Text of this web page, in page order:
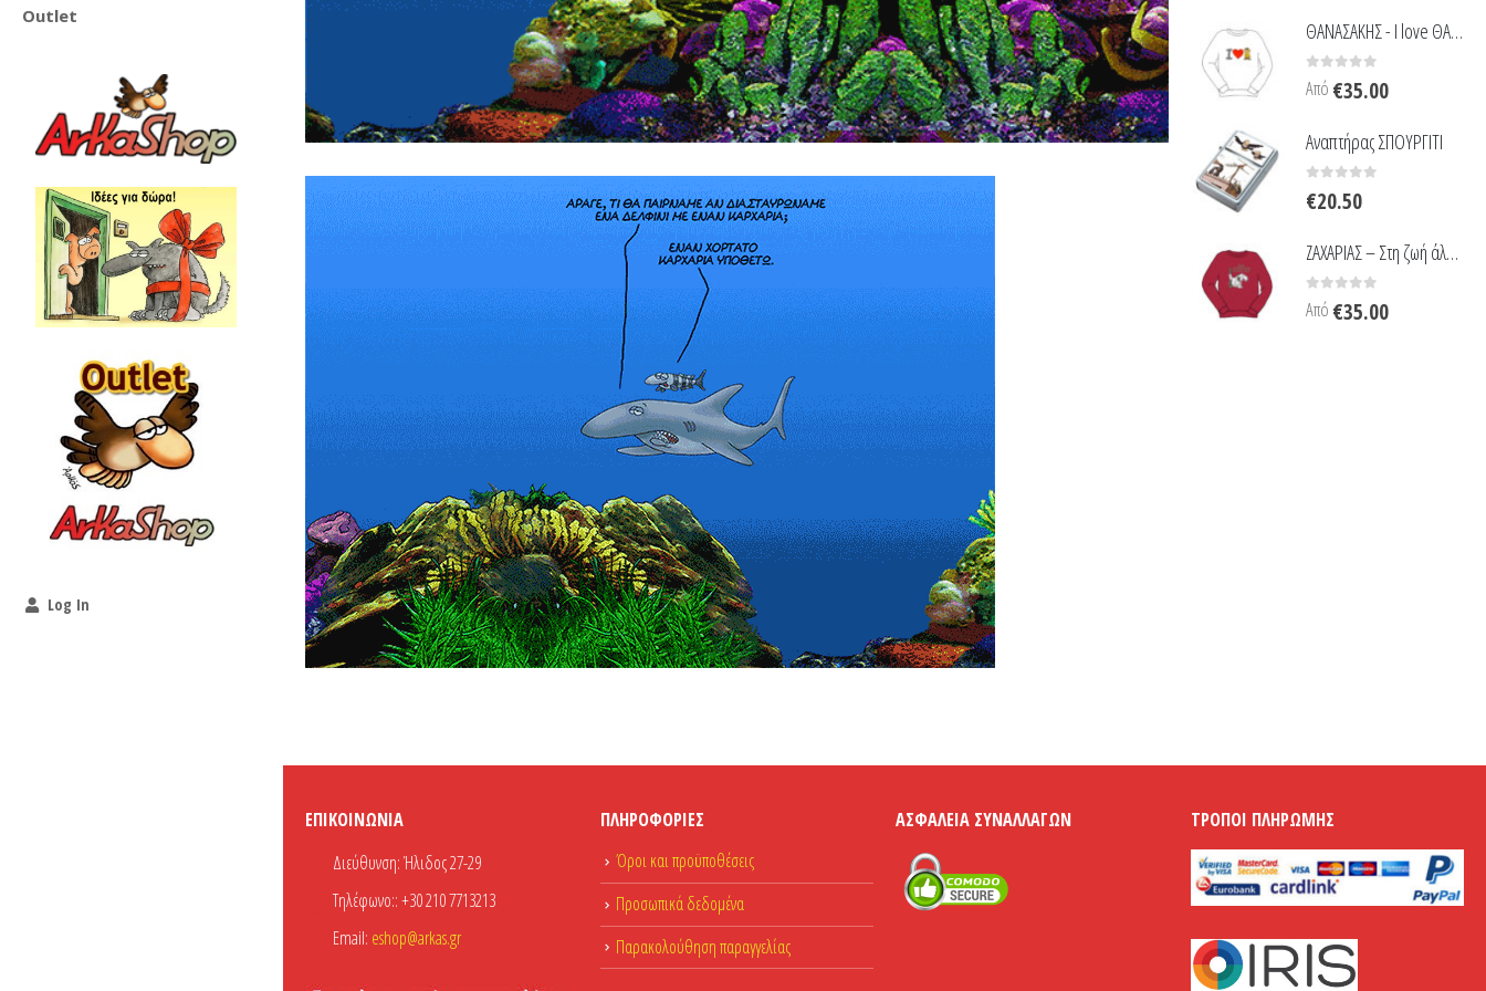
Outlet
Log In
ΘΑΝΑΣΑΚΗΣ - I love ΘΑΝΑΣΑΚΗ
0 out of 5
Από €35.00
Αναπτήρας ΣΠΟΥΡΓΙΤΙ
€20.50
ΖΑΧΑΡΙΑΣ – Στη ζωή άλλοτε είσαι ο σκύλος
0 out of 5
Από €35.00
ΕΠΙΚΟΙΝΩΝΊΑ
Διεύθυνση:Ήλιδος 27-29
Τηλέφωνο::+30 210 7713213
Email: eshop@arkas.gr
ΠΛΗΡΟΦΟΡΊΕΣ
Όροι και προϋποθέσεις
Προσωπικά δεδομένα
Παρακολούθηση παραγγελίας
ΑΣΦΆΛΕΙΑ ΣΥΝΑΛΛΑΓΏΝ ΤΡΌΠΟΙ ΠΛΗΡΩΜΉΣ